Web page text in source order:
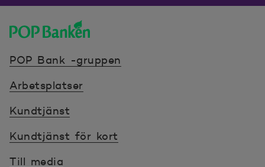
POP Bank -gruppen
Arbetsplatser
Kundtjänst
Kundtjänst för kort
Till media